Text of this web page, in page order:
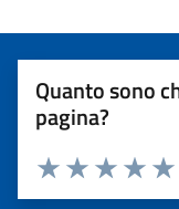
Quanto sono
pagina?
Valuta
Valuta 3
Valuta 2 stelle
Valuta 1 stelle su 5